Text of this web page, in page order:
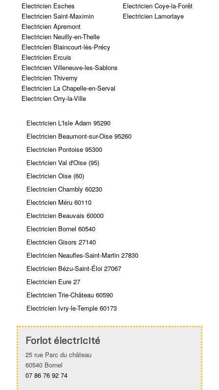
Electricien Esches
Electricien Saint-Maximin
Electricien Apremont
Electricien Neuilly-en-Thelle
Electricien Blaincourt-lès-Précy
Electricien Ercuis
Electricien Villeneuve-les-Sablons
Electricien Thiverny
Electricien La Chapelle-en-Serval
Electricien Orry-la-Ville
Electricien Coye-la-Forêt
Electricien Lamorlaye
Electricien L'Isle Adam 95290
Electricien Beaumont-sur-Oise 95260
Electricien Pontoise 95300
Electricien Val d'Oise (95)
Electricien Oise (60)
Electricien Chambly 60230
Electricien Méru 60110
Electricien Beauvais 60000
Electricien Bornel 60540
Electricien Gisors 27140
Electricien Neaufles-Saint-Martin 27830
Electricien Bézu-Saint-Éloi 27067
Electricien Eure 27
Electricien Trie-Château 60590
Electricien Ivry-le-Temple 60173
Forlot électricité
25 rue Parc du château
60540 Bornel
07 86 76 92 74